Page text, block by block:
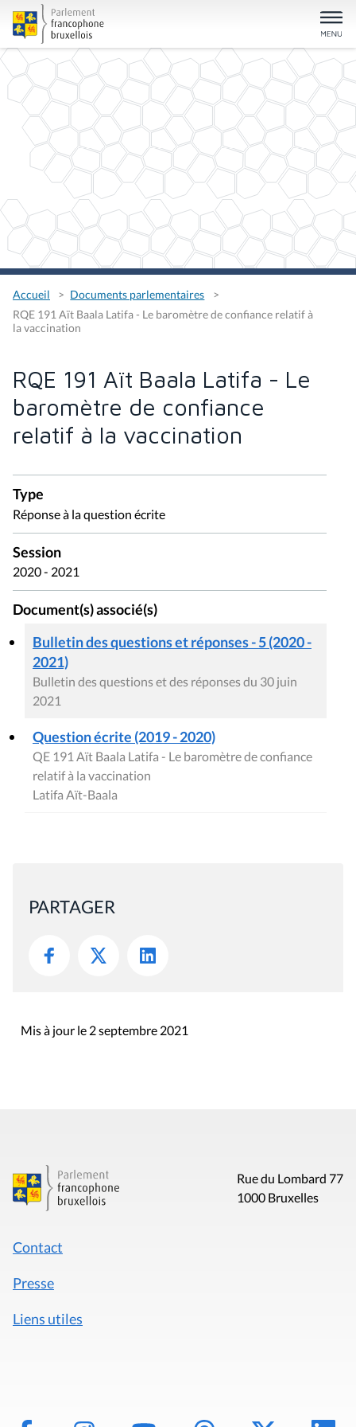
Accueil
Documents parlementaires
RQE 191 Aït Baala Latifa - Le baromètre de confiance relatif à
la vaccination
RQE 191 Aït Baala Latifa - Le
baromètre de confiance
relatif à la vaccination
Type
Réponse à la question écrite
Session
2020 - 2021
Document(s) associé(s)
Bulletin des questions et réponses - 5 (2020 -
2021)
Bulletin des questions et des réponses du 30 juin
2021
Question écrite (2019 - 2020)
QE 191 Aït Baala Latifa - Le baromètre de confiance
relatif à la vaccination
Latifa Aït-Baala
PARTAGER
Mis à jour le 2 septembre 2021
Rue du Lombard 77
1000 Bruxelles
Contact
Presse
Liens utiles